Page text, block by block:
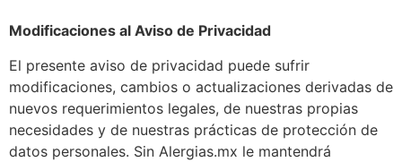
Modificaciones al Aviso de Privacidad
El presente aviso de privacidad puede sufrir
modificaciones, cambios o actualizaciones derivadas de
nuevos requerimientos legales, de nuestras propias
necesidades y de nuestras prácticas de protección de
datos personales. Sin Alergias.mx le mantendrá